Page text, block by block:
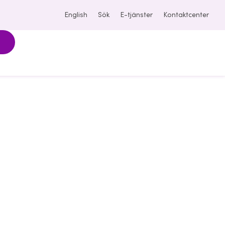
English Sök E-tjänster Kontaktcenter